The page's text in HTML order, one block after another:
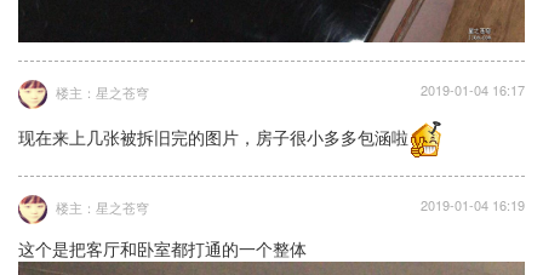
楼主：星之苍穹 2019-01-04 16:17
现在来上几张被拆旧完的图片，房子很小多多包涵啦
楼主：星之苍穹 2019-01-04 16:19
这个是把客厅和卧室都打通的一个整体